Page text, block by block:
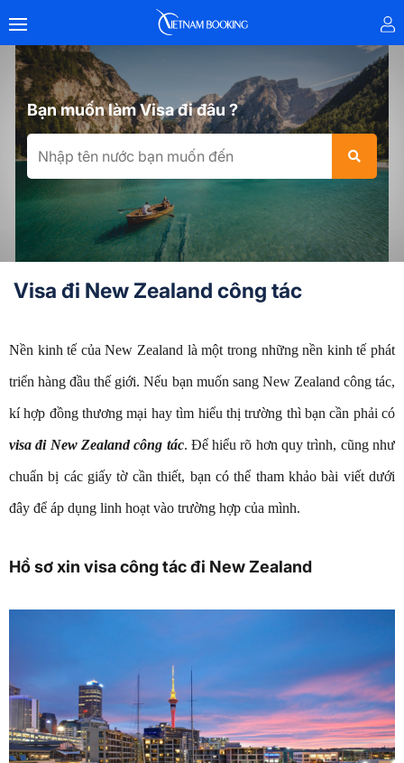
Bạn muốn làm Visa đi đâu ?
Visa đi New Zealand công tác
Nền kinh tế của New Zealand là một trong những nền kinh tế phát
triển hàng đầu thế giới. Nếu bạn muốn sang New Zealand công tác,
kí hợp đồng thương mại hay tìm hiểu thị trường thì bạn cần phải có
visa đi New Zealand công tác. Để hiểu rõ hơn quy trình, cũng như
chuẩn bị các giấy tờ cần thiết, bạn có thể tham khảo bài viết dưới
đây để áp dụng linh hoạt vào trường hợp của mình.
Hồ sơ xin visa công tác đi New Zealand